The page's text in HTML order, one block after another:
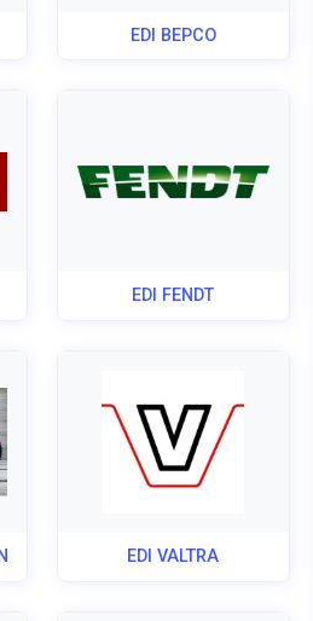
EDI BEPCO
EDI FENDT
EDI VALTRA